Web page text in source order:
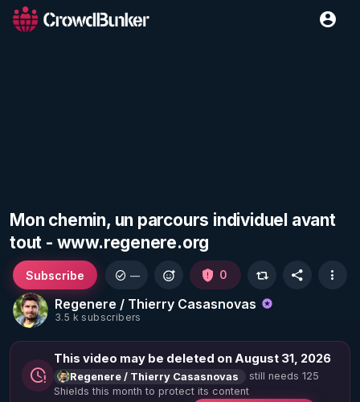
Mon chemin, un parcours individuel avant
tout - www.regenere.org
Regenere / Thierry Casasnovas
3.5 k subscribers
Subscribe — 0
This video may be deleted on August 31, 2026
Regenere / Thierry Casasnovas
still needs 125
Shields this month to protect its content